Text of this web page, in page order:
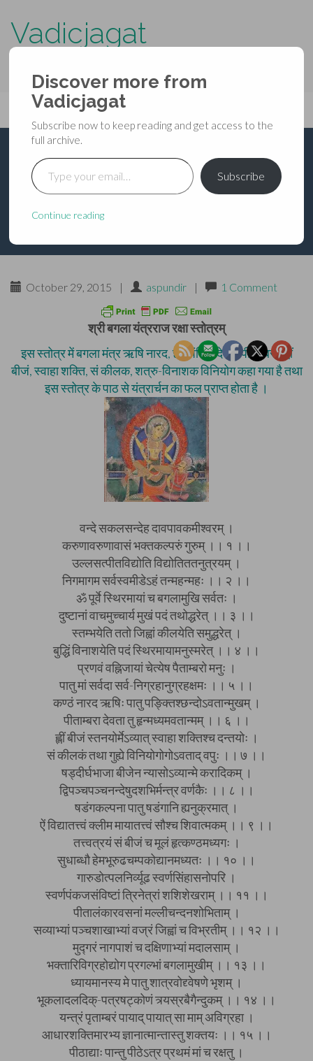
Vadicjagat
Primary
Menu
content
Vadicjagat
श्री बगला यंत्रराज रक्षा
स्तोत्रम्
October 29, 2015 | aspundir | 1 Comment
श्री बगला यंत्रराज रक्षा स्तोत्रम्
इस स्तोत्र में बगला मंत्र ऋषि नारद, छंद पंक्ति, देवता पीताम्बरा, ह्लीं
बीजं, स्वाहा शक्ति, सं कीलक, शत्रु-विनाशक विनियोग कहा गया है तथा
इस स्तोत्र के पाठ से यंत्रार्चन का फल प्राप्त होता है ।
वन्दे सकलसन्देह दावपावकमीश्वरम् ।
करुणावरुणावासं भक्तकल्परुं गुरुम् ।। १ ।।
उल्लसत्पीतविद्योति विद्योतिततनुत्रयम् ।
निगमागम सर्वस्वमीडेऽहं तन्महन्महः ।। २ ।।
ॐ पूर्वे स्थिरमायां च बगलामुखि सर्वतः ।
दुष्टानां वाचमुच्चार्य मुखं पदं तथोद्धरेत् ।। ३ ।।
स्तम्भयेति ततो जिह्वां कीलयेति समुद्धरेत् ।
बुद्धिं विनाशयेति पदं स्थिरमायामनुस्मरेत् ।। ४ ।।
प्रणवं वह्निजायां चेत्येष पैताम्बरो मनुः ।
पातु मां सर्वदा सर्व-निग्रहानुग्रहक्षमः ।। ५ ।।
कण्ठं नारद ऋषिः पातु पङ्क्तिश्छन्दोऽवतान्मुखम् ।
पीताम्बरा देवता तु हृन्मध्यमवतान्मम् ।। ६ ।।
ह्लीं बीजं स्तनयोर्मेऽव्यात् स्वाहा शक्तिश्च दन्तयोः ।
सं कीलकं तथा गुह्ये विनियोगोगोऽवताद् वपुः ।। ७ ।।
षड्दीर्घभाजा बीजेन न्यासोऽव्यान्मे करादिकम् ।
द्विपञ्चपञ्चनन्देषुदशभिर्मन्त्र वर्णकैः ।। ८ ।।
षडंगकल्पना पातु षडंगानि ह्यनुक्रमात् ।
ऐं विद्यातत्त्वं क्लीम मायातत्त्वं सौश्च शिवात्मकम् ।। ९ ।।
तत्त्वत्रयं सं बीजं च मूलं हृत्कण्ठमध्यगः ।
सुधाब्धौ हेमभूरुढचम्पकोद्यानमध्यतः ।। १० ।।
गारुडोत्पलनिर्व्यूढ स्वर्णसिंहासनोपरि ।
स्वर्णपंकजसंविष्टां त्रिनेत्रां शशिशेखराम् ।। ११ ।।
पीतालंकारवसनां मल्लीचन्दनशोभिताम् ।
सव्याभ्यां पञ्चशाखाभ्यां वज्रं जिह्वां च विभ्रतीम् ।। १२ ।।
मुद्गरं नागपाशं च दक्षिणाभ्यां मदालसाम् ।
भक्तारिविग्रहोद्योग प्रगल्भां बगलामुखीम् ।। १३ ।।
ध्यायमानस्य मे पातु शात्रवोद्द्वेषणे भृशम् ।
भूकलादलदिक्-पत्रषट्कोणं त्र्यस्रबैगैन्दुकम् ।। १४ ।।
यन्त्रं पृताम्बरं पायाद् पायात् सा माम् अविग्रहा ।
आधारशक्तिमारभ्य ज्ञानात्मान्तास्तु शक्तयः ।। १५ ।।
पीठाद्याः पान्तु पीठेऽत्र प्रथमं मां च रक्षतु ।
Discover more from
Vadicjagat
Subscribe now to keep reading and get access to the
full archive.
Type your email…
Subscribe
Continue reading